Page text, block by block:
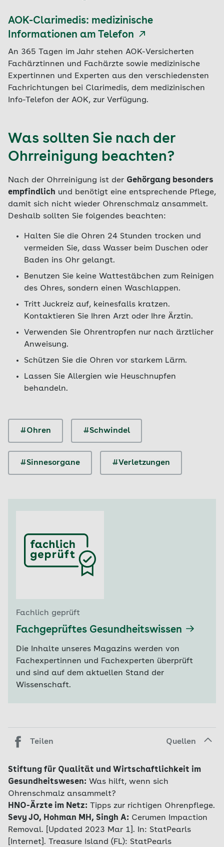
AOK-Clarimedis: medizinische
Informationen am Telefon
An 365 Tagen im Jahr stehen AOK-Versicherten
Fachärztinnen und Fachärzte sowie medizinische
Expertinnen und Experten aus den verschiedensten
Fachrichtungen bei Clarimedis, dem medizinischen
Info-Telefon der AOK, zur Verfügung.
Was sollten Sie nach der
Ohrreinigung beachten?
Nach der Ohrreinigung ist der Gehörgang besonders
empfindlich und benötigt eine entsprechende Pflege,
damit sich nicht wieder Ohrenschmalz ansammelt.
Deshalb sollten Sie folgendes beachten:
Halten Sie die Ohren 24 Stunden trocken und
vermeiden Sie, dass Wasser beim Duschen oder
Baden ins Ohr gelangt.
Benutzen Sie keine Wattestäbchen zum Reinigen
des Ohres, sondern einen Waschlappen.
Tritt Juckreiz auf, keinesfalls kratzen.
Kontaktieren Sie Ihren Arzt oder Ihre Ärztin.
Verwenden Sie Ohrentropfen nur nach ärztlicher
Anweisung.
Schützen Sie die Ohren vor starkem Lärm.
Lassen Sie Allergien wie Heuschnupfen
behandeln.
#Ohren #Schwindel
#Sinnesorgane #Verletzungen
Fachlich geprüft
Fachgeprüftes Gesundheitswissen
Die Inhalte unseres Magazins werden von
Fachexpertinnen und Fachexperten überprüft
und sind auf dem aktuellen Stand der
Wissenschaft.
Teilen Quellen
Stiftung für Qualität und Wirtschaftlichkeit im
Gesundheitswesen: Was hilft, wenn sich
Ohrenschmalz ansammelt?
HNO-Ärzte im Netz: Tipps zur richtigen Ohrenpflege.
Sevy JO, Hohman MH, Singh A: Cerumen Impaction
Removal. [Updated 2023 Mar 1]. In: StatPearls
[Internet]. Treasure Island (FL): StatPearls